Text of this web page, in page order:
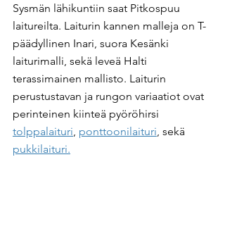
Sysmän lähikuntiin saat Pitkospuu
laitureilta. Laiturin kannen malleja on T-
päädyllinen Inari, suora Kesänki
laiturimalli, sekä leveä Halti
terassimainen mallisto. Laiturin
perustustavan ja rungon variaatiot ovat
perinteinen kiinteä pyöröhirsi
tolppalaituri, ponttoonilaituri, sekä
pukkilaituri.